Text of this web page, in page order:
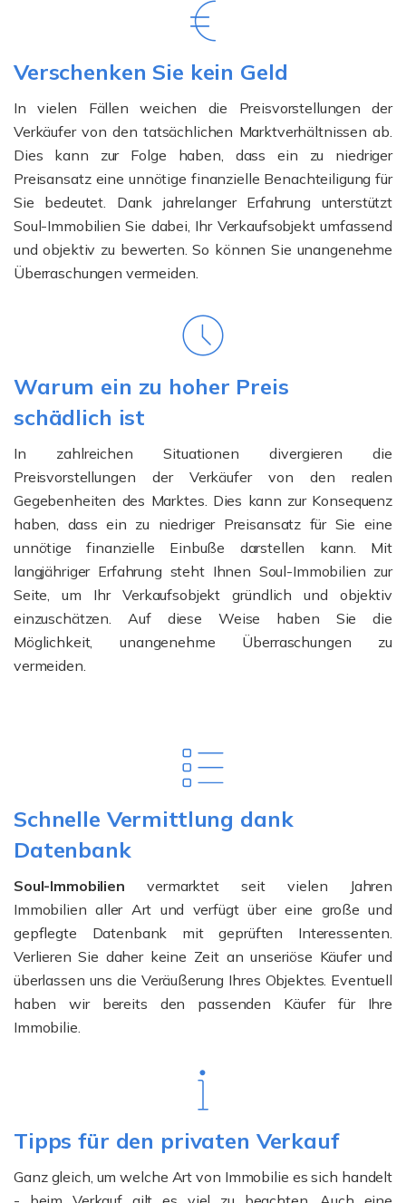
Verschenken Sie kein Geld
In vielen Fällen weichen die Preisvorstellungen der
Verkäufer von den tatsächlichen Marktverhältnissen ab.
Dies kann zur Folge haben, dass ein zu niedriger
Preisansatz eine unnötige finanzielle Benachteiligung für
Sie bedeutet. Dank jahrelanger Erfahrung unterstützt
Soul-Immobilien Sie dabei, Ihr Verkaufsobjekt umfassend
und objektiv zu bewerten. So können Sie unangenehme
Überraschungen vermeiden.
Warum ein zu hoher Preis
schädlich ist
In zahlreichen Situationen divergieren die
Preisvorstellungen der Verkäufer von den realen
Gegebenheiten des Marktes. Dies kann zur Konsequenz
haben, dass ein zu niedriger Preisansatz für Sie eine
unnötige finanzielle Einbuße darstellen kann. Mit
langjähriger Erfahrung steht Ihnen Soul-Immobilien zur
Seite, um Ihr Verkaufsobjekt gründlich und objektiv
einzuschätzen. Auf diese Weise haben Sie die
Möglichkeit, unangenehme Überraschungen zu
vermeiden.
Schnelle Vermittlung dank
Datenbank
Soul-Immobilien vermarktet seit vielen Jahren
Immobilien aller Art und verfügt über eine große und
gepflegte Datenbank mit geprüften Interessenten.
Verlieren Sie daher keine Zeit an unseriöse Käufer und
überlassen uns die Veräußerung Ihres Objektes. Eventuell
haben wir bereits den passenden Käufer für Ihre
Immobilie.
Tipps für den privaten Verkauf
Ganz gleich, um welche Art von Immobilie es sich handelt